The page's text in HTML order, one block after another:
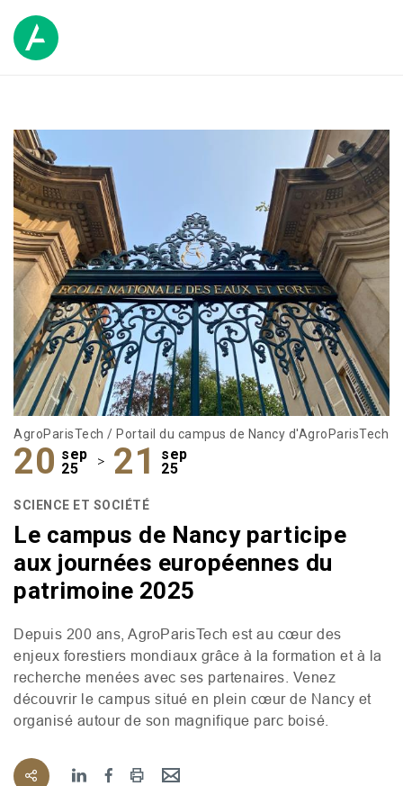
AgroParisTech / Portail du campus de Nancy d'AgroParisTech
20 sep
25
> 21
sep
25
SCIENCE ET SOCIÉTÉ
Le campus de Nancy participe
aux journées européennes du
patrimoine 2025
Depuis 200 ans, AgroParisTech est au cœur des
enjeux forestiers mondiaux grâce à la formation et à la
recherche menées avec ses partenaires. Venez
découvrir le campus situé en plein cœur de Nancy et
organisé autour de son magnifique parc boisé.